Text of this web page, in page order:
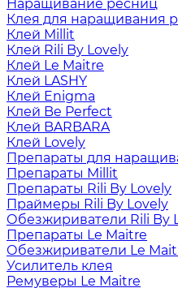
Наращивание ресниц
Клея для наращивания
Клей Millit
Клей Rili By Lovely
Клей Le Maitre
Клей LASHY
Клей Enigma
Клей Be Perfect
Клей BARBARA
Клей Lovely
Препараты для
Препараты Millit
Препараты Rili By Lovely
Праймеры Rili By Lovely
Обезжириватели Rili By
Препараты Le Maitre
Обезжириватели Le
Усилитель клея
Ремуверы Le Maitre